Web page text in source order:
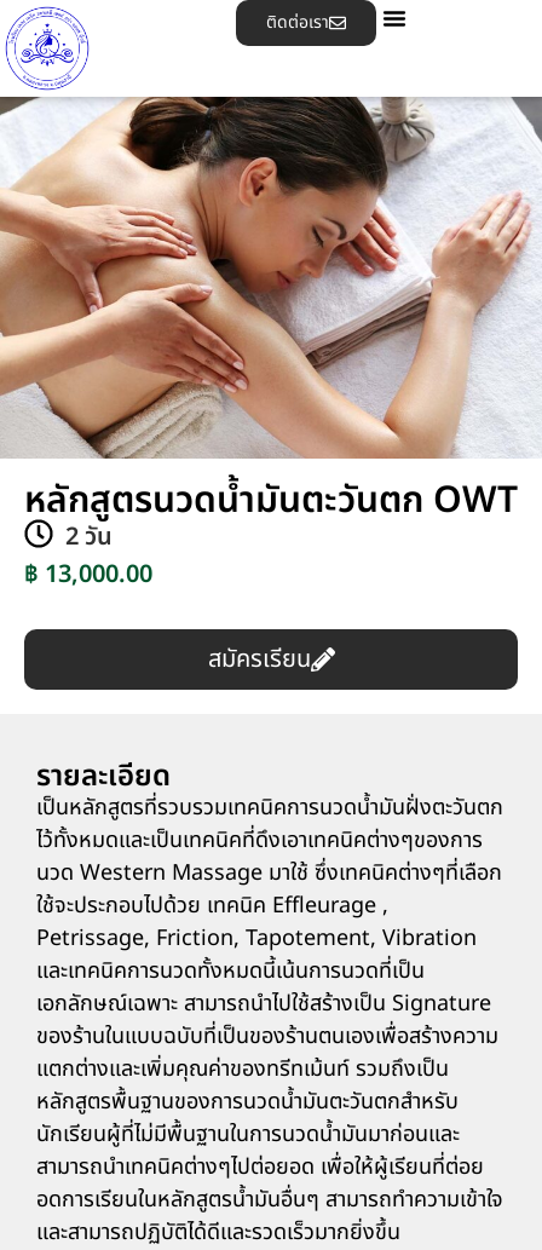
ติดต่อเรา
หลักสูตรนวดน้ำมันตะวันตก OWT
2 วัน
฿ 13,000.00
สมัครเรียน
รายละเอียด
เป็นหลักสูตรที่รวบรวมเทคนิคการนวดน้ำมันฝั่งตะวันตก
ไว้ทั้งหมดและเป็นเทคนิคที่ดึงเอาเทคนิคต่างๆของการ
นวด Western Massage มาใช้ ซึ่งเทคนิคต่างๆที่เลือก
ใช้จะประกอบไปด้วย เทคนิค Effleurage ,
Petrissage, Friction, Tapotement, Vibration
และเทคนิคการนวดทั้งหมดนี้เน้นการนวดที่เป็น
เอกลักษณ์เฉพาะ สามารถนำไปใช้สร้างเป็น Signature
ของร้านในแบบฉบับที่เป็นของร้านตนเองเพื่อสร้างความ
แตกต่างและเพิ่มคุณค่าของทรีทเม้นท์ รวมถึงเป็น
หลักสูตรพื้นฐานของการนวดน้ำมันตะวันตกสำหรับ
นักเรียนผู้ที่ไม่มีพื้นฐานในการนวดน้ำมันมาก่อนและ
สามารถนำเทคนิคต่างๆไปต่อยอด เพื่อให้ผู้เรียนที่ต่อย
อดการเรียนในหลักสูตรน้ำมันอื่นๆ สามารถทำความเข้าใจ
และสามารถปฏิบัติได้ดีและรวดเร็วมากยิ่งขึ้น